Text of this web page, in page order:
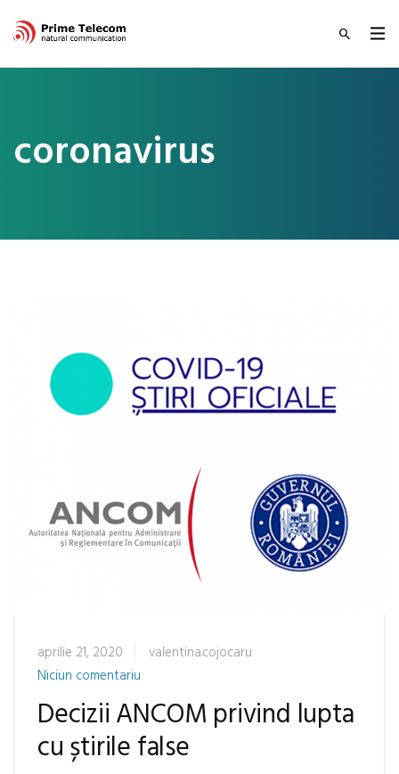
coronavirus
aprilie 21, 2020
valentina.cojocaru
Niciun comentariu
Decizii ANCOM privind lupta
cu știrile false